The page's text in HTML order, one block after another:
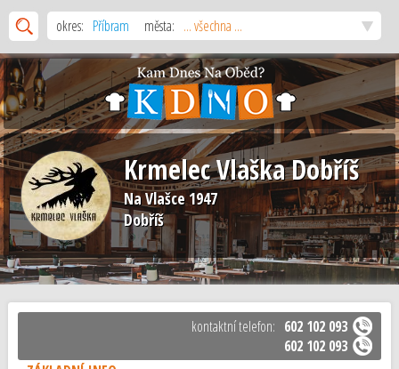
okres: Příbram města: ... všechna ...
Krmelec Vlaška Dobříš
Na Vlašce 1947
Dobříš
kontaktní telefon: 602 102 093
602 102 093